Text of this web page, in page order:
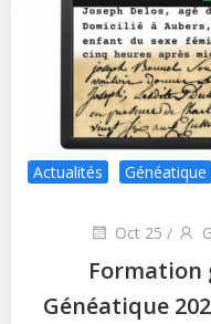
Actualités Généatique
Oct 25 /
Formation
Généatique